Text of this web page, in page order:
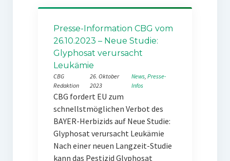
Presse-Information CBG vom
26.10.2023 – Neue Studie:
Glyphosat verursacht
Leukämie
CBG
Redaktion
26. Oktober
2023
News, Presse-
Infos
CBG fordert EU zum
schnellstmöglichen Verbot des
BAYER-Herbizids auf Neue Studie:
Glyphosat verursacht Leukämie
Nach einer neuen Langzeit-Studie
kann das Pestizid Glyphosat